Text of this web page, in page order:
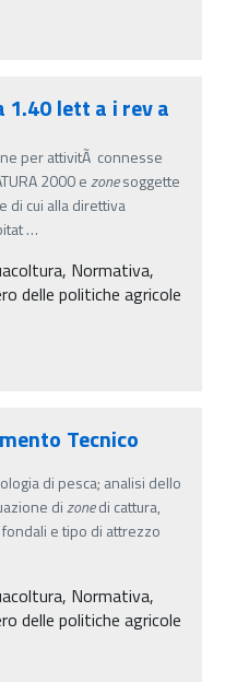
1.40 lett a i rev a
per attivitÃ connesse
2000 ezonesoggette
di cui alla direttiva
…
Normativa,
delle politiche agricole
Tecnico
di pesca; analisi dello
dizonedi cattura,
e tipo di attrezzo
Normativa,
delle politiche agricole